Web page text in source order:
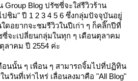
Group Blog ปรัซซี่จะใส่รีวิวร้าน
ชิม" ปี 1 2 3 4 5 6 ซึ่งกลุ่มปัจจุบันอยู่
อยากจะชมรีวิวในปีเก่า ๆ ก็คลิ๊กปีที่
ซี่จะเปลี่ยนกลุ่มในทุก ๆ เดือนตุลาคม
ลาคม ปี 2554 ค่ะ
นนั้น ๆ เพื่อน ๆ สามารถจิ้มไปที่ปฏิทิน
วันที่เท่าไหร่ เลื่อนลงมาคือ "All Blog"